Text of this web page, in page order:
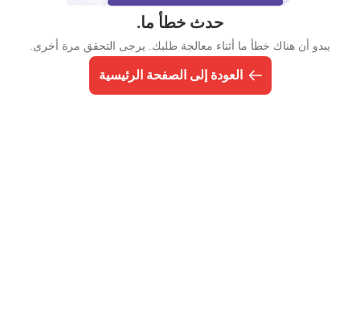
حدث خطأ ما.
يبدو أن هناك خطأ ما أثناء معالجة طلبك. يرجى التحقق مرة أخرى.
العودة إلى الصفحة الرئيسية